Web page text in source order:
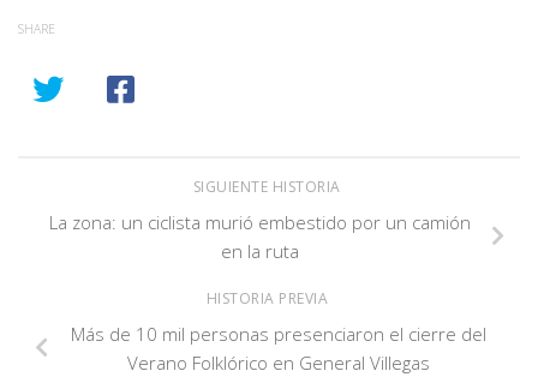
SHARE
SIGUIENTE HISTORIA
La zona: un ciclista murió embestido por un camión
en la ruta
HISTORIA PREVIA
Más de 10 mil personas presenciaron el cierre del
Verano Folklórico en General Villegas